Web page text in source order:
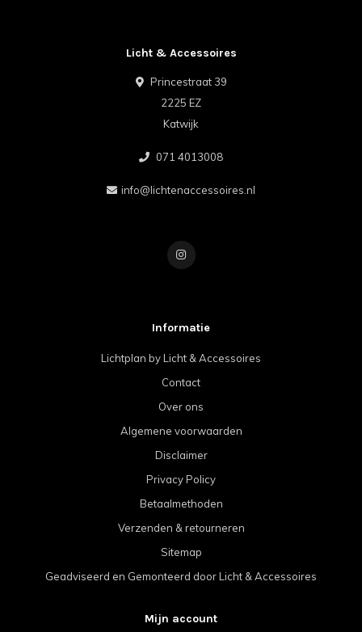
Licht & Accessoires
Princestraat 39
2225 EZ
Katwijk
071 4013008
info@lichtenaccessoires.nl
Informatie
Lichtplan by Licht & Accessoires
Contact
Over ons
Algemene voorwaarden
Disclaimer
Privacy Policy
Betaalmethoden
Verzenden & retourneren
Sitemap
Geadviseerd en Gemonteerd door Licht & Accessoires
Mijn account